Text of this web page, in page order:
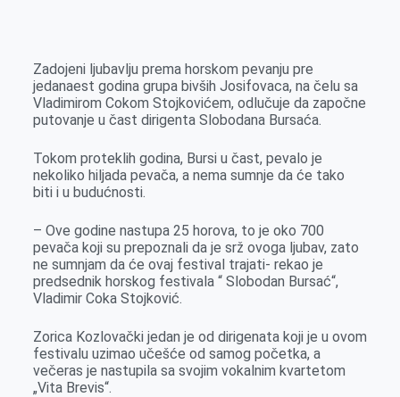
r
n
A
p
p
i
l
Zadojeni ljubavlju prema horskom pevanju pre
jedanaest godina grupa bivših Josifovaca, na čelu sa
Vladimirom Cokom Stojkovićem, odlučuje da započne
putovanje u čast dirigenta Slobodana Bursaća.
Tokom proteklih godina, Bursi u čast, pevalo je
nekoliko hiljada pevača, a nema sumnje da će tako
biti i u budućnosti.
– Ove godine nastupa 25 horova, to je oko 700
pevača koji su prepoznali da je srž ovoga ljubav, zato
ne sumnjam da će ovaj festival trajati- rekao je
predsednik horskog festivala “ Slobodan Bursać“,
Vladimir Coka Stojković.
Zorica Kozlovački jedan je od dirigenata koji je u ovom
festivalu uzimao učešće od samog početka, a
večeras je nastupila sa svojim vokalnim kvartetom
„Vita Brevis“.